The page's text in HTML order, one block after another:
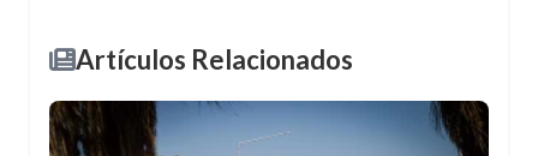
Artículos Relacionados